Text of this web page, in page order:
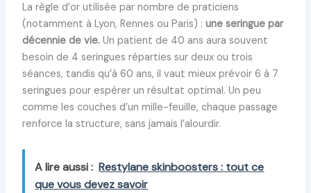
La règle d’or utilisée par nombre de praticiens
(notamment à Lyon, Rennes ou Paris) : une seringue par
décennie de vie.Un patient de 40 ans aura souvent
besoin de 4 seringues réparties sur deux ou trois
séances, tandis qu’à 60 ans, il vaut mieux prévoir 6 à 7
seringues pour espérer un résultat optimal. Un peu
comme les couches d’un mille-feuille, chaque passage
renforce la structure, sans jamais l’alourdir.
A lire aussi : Restylane skinboosters : tout ce
que vous devez savoir